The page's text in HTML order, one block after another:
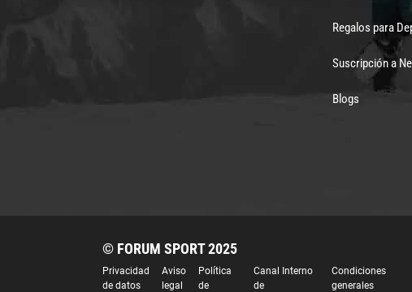
Regalos para
Suscripción a
Blogs
© FORUM SPORT 2025
Privacidad
de datos
Aviso
legal
Política
de
Canal Interno
de
Condiciones
generales